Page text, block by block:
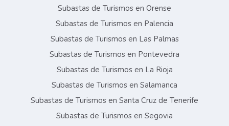
Subastas de Turismos en Orense
Subastas de Turismos en Palencia
Subastas de Turismos en Las Palmas
Subastas de Turismos en Pontevedra
Subastas de Turismos en La Rioja
Subastas de Turismos en Salamanca
Subastas de Turismos en Santa Cruz de Tenerife
Subastas de Turismos en Segovia